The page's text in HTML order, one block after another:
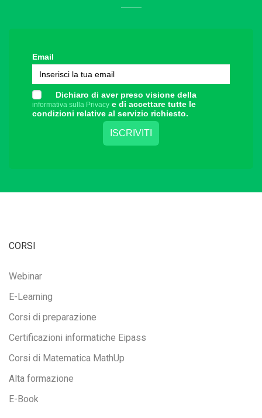
Email
Dichiaro di aver preso visione della
informativa sulla Privacy e di accettare tutte le
condizioni relative al servizio richiesto.
CORSI
Webinar
E-Learning
Corsi di preparazione
Certificazioni informatiche Eipass
Corsi di Matematica MathUp
Alta formazione
E-Book